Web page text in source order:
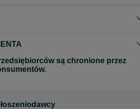
są chronione przez